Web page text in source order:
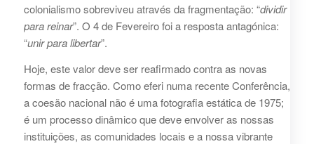
colonialismo sobreviveu através da fragmentação: “dividir
para reinar”. O 4 de Fevereiro foi a resposta antagónica:
“unir para libertar”.
Hoje, este valor deve ser reafirmado contra as novas
formas de fracção. Como eferi numa recente Conferência,
a coesão nacional não é uma fotografia estática de 1975;
é um processo dinâmico que deve envolver as nossas
instituições, as comunidades locais e a nossa vibrante